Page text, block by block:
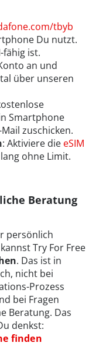
tbyb
Du nutzt.
fähig ist.
an und
über unseren
Smartphone
zuschicken.
: Aktiviere die eSIM
ohne Limit.
Beratung
persönlich
Try For Free
. Das ist in
nicht bei
Prozess
bei Fragen
Beratung. Das
denkst:
finden